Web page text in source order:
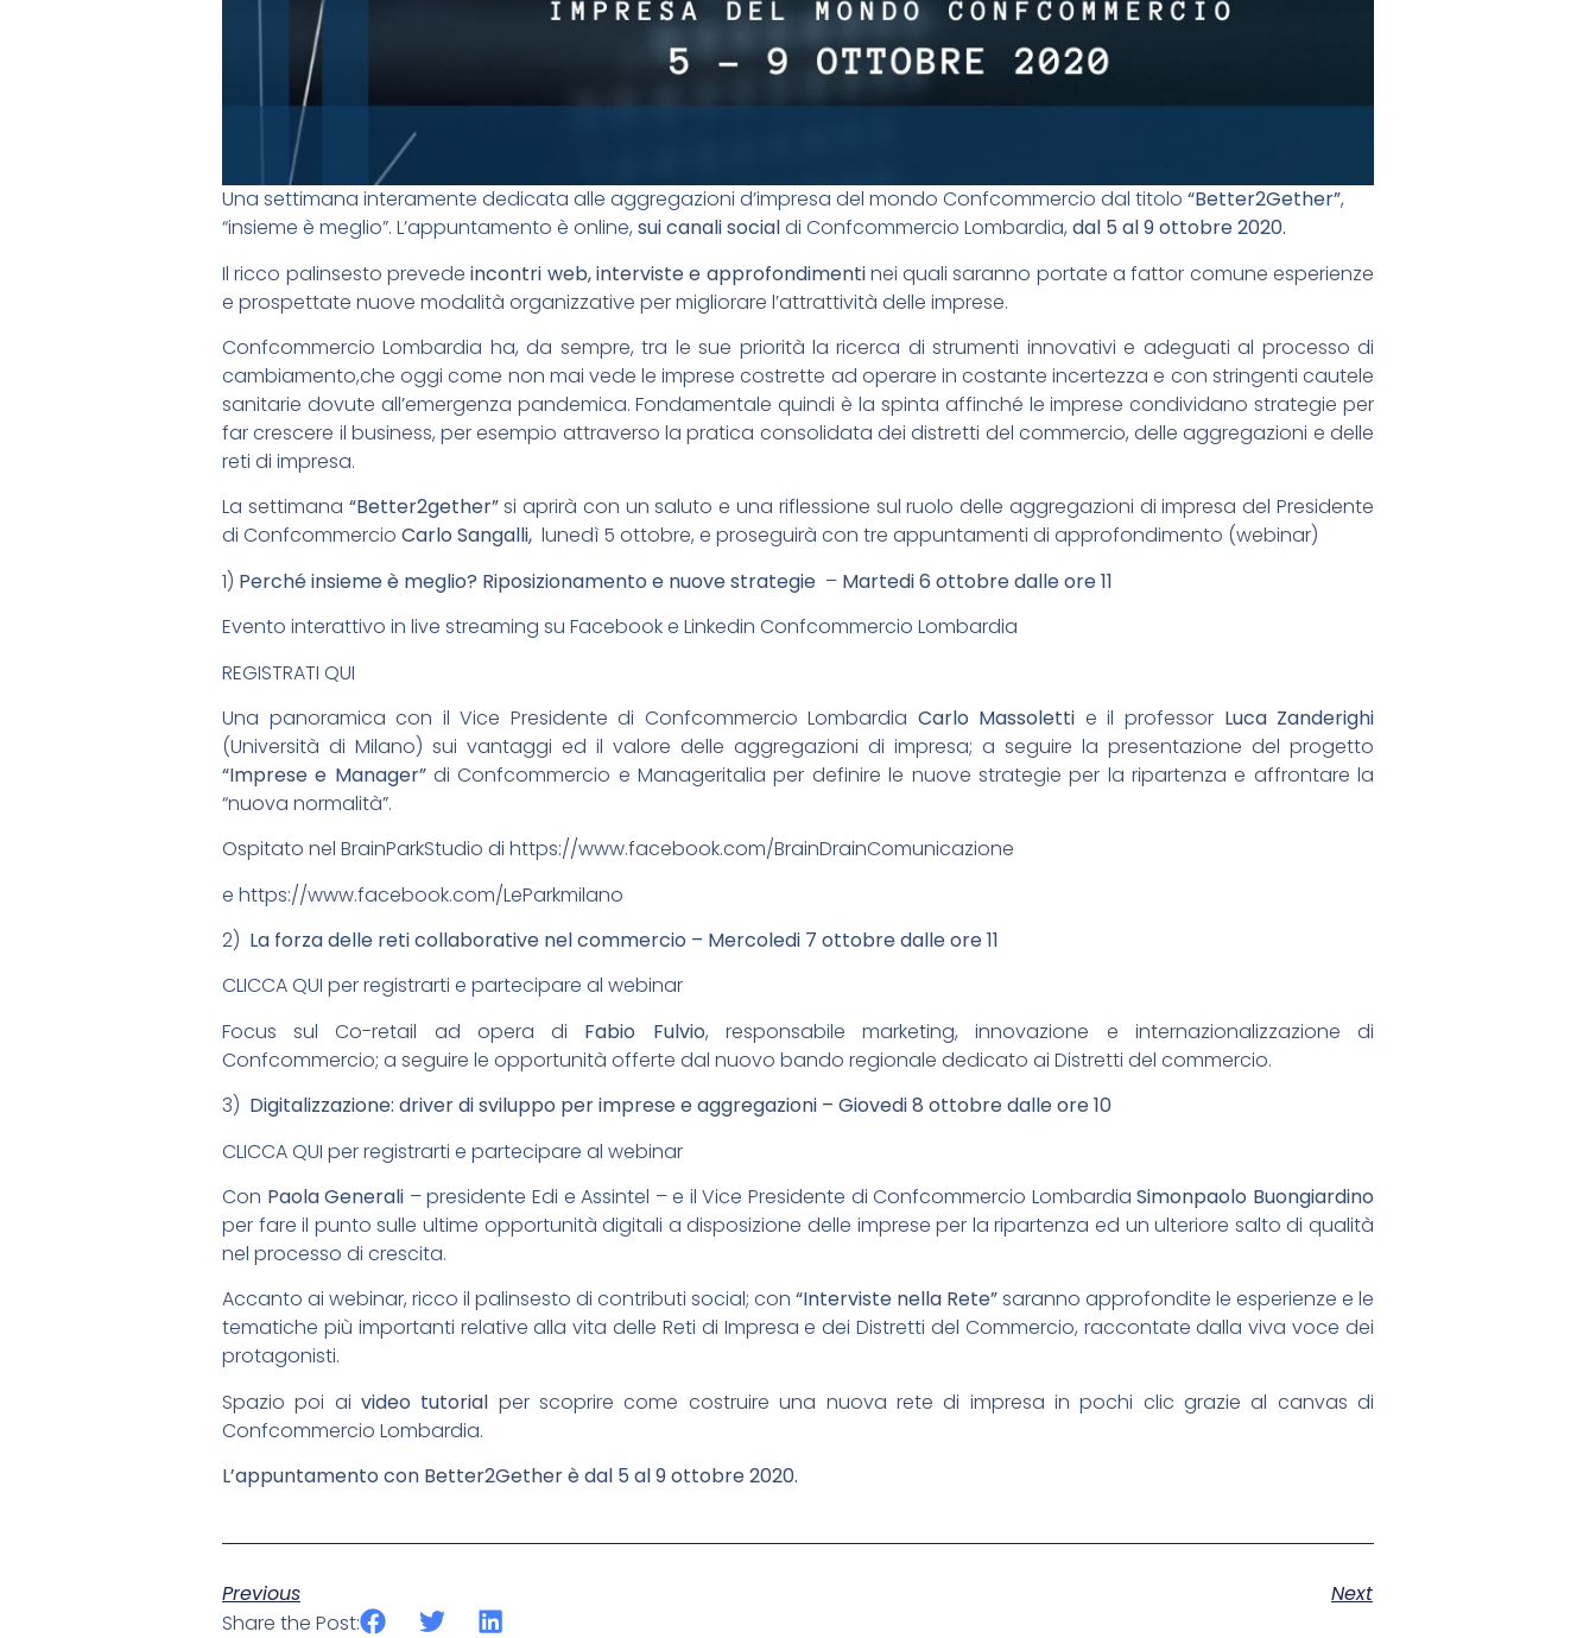
Una settimana interamente dedicata alle aggregazioni d’impresa del mondo Confcommercio dal titolo “Better2Gether”,
“insieme è meglio”. L’appuntamento è online, sui canali socialdi Confcommercio Lombardia, dal 5 al 9 ottobre 2020.
Il ricco palinsesto prevedeincontri web, interviste e approfondimentinei quali saranno portate a fattor comune esperienze
e prospettate nuove modalità organizzative per migliorare l’attrattività delle imprese.
Confcommercio Lombardia ha, da sempre, tra le sue priorità la ricerca di strumenti innovativi e adeguati al processo di
cambiamento,che oggi come non mai vede le imprese costrette ad operare in costante incertezza e con stringenti cautele
sanitarie dovute all’emergenza pandemica. Fondamentale quindi è la spinta affinché le imprese condividano strategie per
far crescere il business, per esempio attraverso la pratica consolidata dei distretti del commercio, delle aggregazioni e delle
reti di impresa.
La settimana “Better2gether”si aprirà con un saluto e una riflessione sul ruolo delle aggregazioni di impresa del Presidente
di Confcommercio Carlo Sangalli, lunedì 5 ottobre, e proseguirà con tre appuntamenti di approfondimento (webinar)
1) Perché insieme è meglio? Riposizionamento e nuove strategie – Martedi 6 ottobre dalle ore 11
Evento interattivo in live streaming su Facebook e Linkedin Confcommercio Lombardia
REGISTRATI QUI
Una panoramica con il Vice Presidente di Confcommercio Lombardia Carlo Massoletti e il professor Luca Zanderighi
(Università di Milano) sui vantaggi ed il valore delle aggregazioni di impresa; a seguire la presentazione del progetto
“Imprese e Manager”di Confcommercio e Manageritalia per definire le nuove strategie per la ripartenza e affrontare la
“nuova normalità”.
Ospitato nel BrainParkStudio di https://www.facebook.com/BrainDrainComunicazione
e https://www.facebook.com/LeParkmilano
2) La forza delle reti collaborative nel commercio – Mercoledi 7 ottobre dalle ore 11
CLICCA QUI per registrarti e partecipare al webinar
Focus sul Co-retail ad opera di Fabio Fulvio, responsabile marketing, innovazione e internazionalizzazione di
Confcommercio; a seguire le opportunità offerte dal nuovo bando regionale dedicato ai Distretti del commercio.
3) Digitalizzazione: driver di sviluppo per imprese e aggregazioni – Giovedi 8 ottobre dalle ore 10
CLICCA QUI per registrarti e partecipare al webinar
Con Paola Generali – presidente Edi e Assintel – e il Vice Presidente di Confcommercio LombardiaSimonpaolo Buongiardino
per fare il punto sulle ultime opportunità digitali a disposizione delle imprese per la ripartenza ed un ulteriore salto di qualità
nel processo di crescita.
Accanto ai webinar, ricco il palinsesto di contributi social; con “Interviste nella Rete”saranno approfondite le esperienze e le
tematiche più importanti relative alla vita delle Reti di Impresa e dei Distretti del Commercio, raccontate dalla viva voce dei
protagonisti.
Spazio poi aivideo tutorial per scoprire come costruire una nuova rete di impresa in pochi clic grazie al canvas di
Confcommercio Lombardia.
L’appuntamento con Better2Gether è dal 5 al 9 ottobre 2020.
Previous
Next
Share the Post: